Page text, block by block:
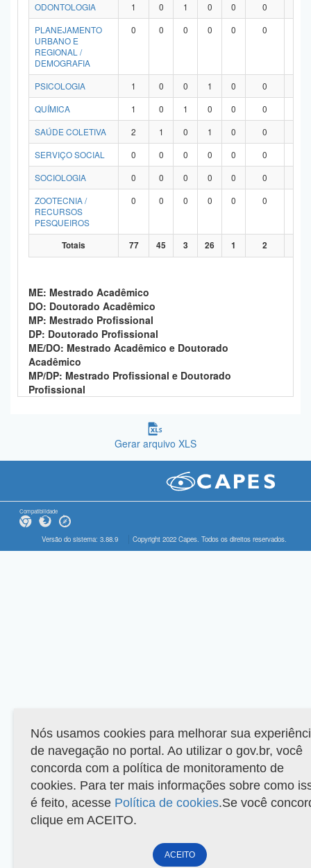
ODONTOLOGIA
1 0 1 0 0 0
PLANEJAMENTO
URBANO E
REGIONAL /
DEMOGRAFIA
0 0 0 0 0 0
PSICOLOGIA 1 0 0 1 0 0
QUÍMICA
1 0 1 0 0 0
SAÚDE COLETIVA
2 1 0 1 0 0
SERVIÇO SOCIAL
0 0 0 0 0 0
SOCIOLOGIA
0 0 0 0 0 0
ZOOTECNIA /
RECURSOS
PESQUEIROS
0 0 0 0 0 0
Totais 77 45 3 26 1 2
ME: Mestrado Acadêmico
DO: Doutorado Acadêmico
MP: Mestrado Profissional
DP: Doutorado Profissional
ME/DO: Mestrado Acadêmico e Doutorado
Acadêmico
MP/DP: Mestrado Profissional e Doutorado
Profissional
Gerar arquivo XLS
Compatibilidade
Versão do sistema: 3.88.9 Copyright 2022 Capes. Todos os direitos reservados.
Nós usamos cookies para melhorar sua
de navegação no portal. Ao utilizar o gov.br, você
concorda com a política de monitoramento de
cookies. Para ter mais informações sobre como
é feito, acesse Política de cookies.Se você
clique em ACEITO.
ACEITO